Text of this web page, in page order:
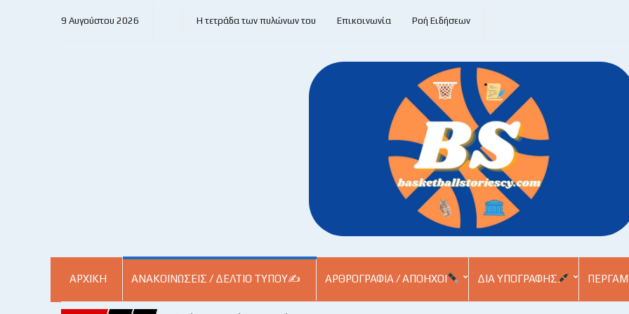
9 Αυγούστου 2026 Η τετράδα των πυλώνων του Επικοινωνία Ροή Ειδήσεων
ΑΡΧΙΚΗ ΑΝΑΚΟΙΝΏΣΕΙΣ / ΔΕΛΤΊΟ ΤΎΠΟΥ✍ ΑΡΘΡΟΓΡΑΦΊΑ / ΑΠΌΗΧΟΙ ΔΙΑ ΥΠΟΓΡΑΦΉΣ